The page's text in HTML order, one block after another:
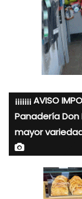
¡¡¡¡¡¡¡ AVISO
Panadería
mayor